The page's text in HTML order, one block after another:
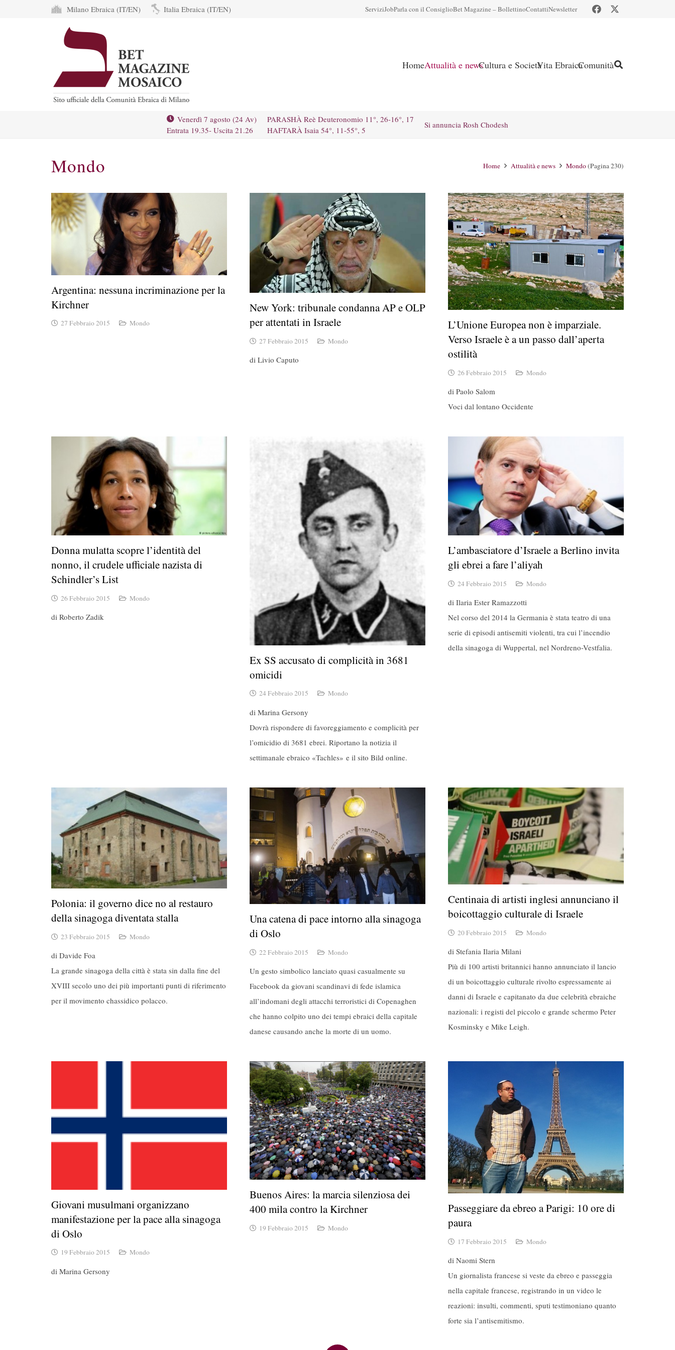
Milano Ebraica (IT/EN) Italia Ebraica (IT/EN) ServiziJobParla con il ConsiglioBet Magazine – BollettinoContattiNewsletter
HomeAttualità e newsCultura e SocietàVita EbraicaComunità
Venerdì 7 agosto (24 Av)
Entrata 19.35- Uscita 21.26
PARASHÀ Reè Deuteronomio 11°, 26-16°, 17
HAFTARÀ Isaia 54°, 11-55°, 5
Si annuncia Rosh Chodesh
Mondo Home Attualità e news Mondo(Pagina 230)
Argentina: nessuna incriminazione per la
Kirchner
27 Febbraio 2015 Mondo
New York: tribunale condanna AP e OLP
per attentati in Israele
27 Febbraio 2015 Mondo
di Livio Caputo
L’Unione Europea non è imparziale.
Verso Israele è a un passo dall’aperta
ostilità
26 Febbraio 2015 Mondo
di Paolo Salom
Voci dal lontano Occidente
Donna mulatta scopre l’identità del
nonno, il crudele ufficiale nazista di
Schindler’s List
26 Febbraio 2015 Mondo
di Roberto Zadik
Ex SS accusato di complicità in 3681
omicidi
24 Febbraio 2015 Mondo
di Marina Gersony
Dovrà rispondere di favoreggiamento e complicità per
l’omicidio di 3681 ebrei. Riportano la notizia il
settimanale ebraico «Tachles» e il sito Bild online.
L’ambasciatore d’Israele a Berlino invita
gli ebrei a fare l’aliyah
24 Febbraio 2015 Mondo
di Ilaria Ester Ramazzotti
Nel corso del 2014 la Germania è stata teatro di una
serie di episodi antisemiti violenti, tra cui l’incendio
della sinagoga di Wuppertal, nel Nordreno-Vestfalia.
Polonia: il governo dice no al restauro
della sinagoga diventata stalla
23 Febbraio 2015 Mondo
di Davide Foa
La grande sinagoga della città è stata sin dalla fine del
XVIII secolo uno dei più importanti punti di riferimento
per il movimento chassidico polacco.
Una catena di pace intorno alla sinagoga
di Oslo
22 Febbraio 2015 Mondo
Un gesto simbolico lanciato quasi casualmente su
Facebook da giovani scandinavi di fede islamica
all’indomani degli attacchi terroristici di Copenaghen
che hanno colpito uno dei tempi ebraici della capitale
danese causando anche la morte di un uomo.
Centinaia di artisti inglesi annunciano il
boicottaggio culturale di Israele
20 Febbraio 2015 Mondo
di Stefania Ilaria Milani
Più di 100 artisti britannici hanno annunciato il lancio
di un boicottaggio culturale rivolto espressamente ai
danni di Israele e capitanato da due celebrità ebraiche
nazionali: i registi del piccolo e grande schermo Peter
Kosminsky e Mike Leigh.
Giovani musulmani organizzano
manifestazione per la pace alla sinagoga
di Oslo
19 Febbraio 2015 Mondo
di Marina Gersony
Buenos Aires: la marcia silenziosa dei
400 mila contro la Kirchner
19 Febbraio 2015 Mondo
Passeggiare da ebreo a Parigi: 10 ore di
paura
17 Febbraio 2015 Mondo
di Naomi Stern
Un giornalista francese si veste da ebreo e passeggia
nella capitale francese, registrando in un video le
reazioni: insulti, commenti, sputi testimoniano quanto
forte sia l’antisemitismo.